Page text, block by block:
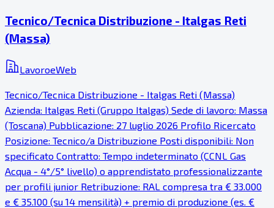
Tecnico/Tecnica Distribuzione - Italgas Reti
(Massa)
LavoroeWeb
Tecnico/Tecnica Distribuzione - Italgas Reti (Massa)
Azienda: Italgas Reti (Gruppo Italgas) Sede di lavoro: Massa
(Toscana) Pubblicazione: 27 luglio 2026 Profilo Ricercato
Posizione: Tecnico/a Distribuzione Posti disponibili: Non
specificato Contratto: Tempo indeterminato (CCNL Gas
Acqua - 4°/5° livello) o apprendistato professionalizzante
per profili junior Retribuzione: RAL compresa tra € 33.000
e € 35.100 (su 14 mensilità) + premio di produzione (es. €